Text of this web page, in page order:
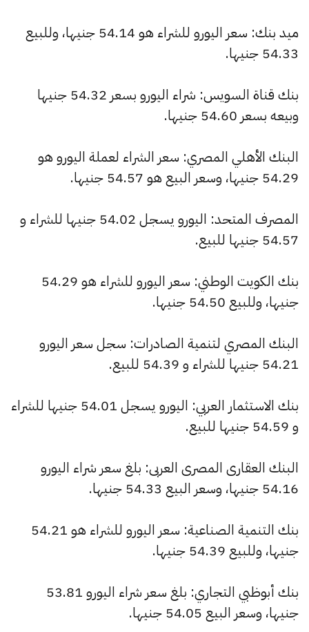
ميد بنك: سعر اليورو للشراء هو 54.14 جنيها، وللبيع
54.33 جنيها.
بنك قناة السويس: شراء اليورو بسعر 54.32 جنيها
وبيعه بسعر 54.60 جنيها.
البنك الأهلي المصري: سعر الشراء لعملة اليورو هو
54.29 جنيها، وسعر البيع هو 54.57 جنيها.
المصرف المتحد: اليورو يسجل 54.02 جنيها للشراء و
54.57 جنيها للبيع.
بنك الكويت الوطني: سعر اليورو للشراء هو 54.29
جنيها، وللبيع 54.50 جنيها.
البنك المصري لتنمية الصادرات: سجل سعر اليورو
54.21 جنيها للشراء و 54.39 للبيع.
بنك الاستثمار العربي: اليورو يسجل 54.01 جنيها للشراء
و 54.59 جنيها للبيع.
البنك العقارى المصرى العربى: بلغ سعر شراء اليورو
54.16 جنيها، وسعر البيع 54.33 جنيها.
بنك التنمية الصناعية: سعر اليورو للشراء هو 54.21
جنيها، وللبيع 54.39 جنيها.
بنك أبوظبي التجاري: بلغ سعر شراء اليورو 53.81
جنيها، وسعر البيع 54.05 جنيها.